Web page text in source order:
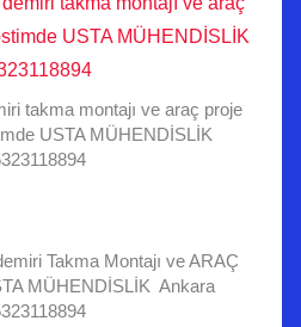
takma montajı ve araç proje
USTA MÜHENDİSLİK
Takma Montajı ve ARAÇ
MÜHENDİSLİK Ankara